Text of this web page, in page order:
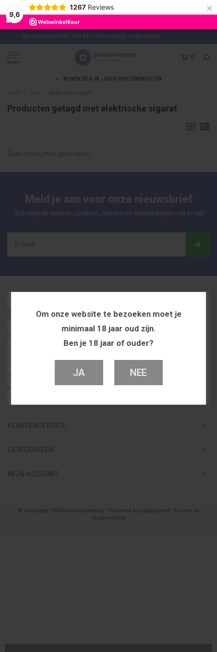
Om onze website te bezoeken moet je
minimaal 18 jaar oud zijn.
Ben je 18 jaar of ouder?
JA NEE
9,6
1267 Reviews ×
Bij vragen bel 0251 839 447 of kom langs in de winkel
MENU
0
BOVEN DE € 20,- GEEN VERZENDKOSTEN
elektrische sigaret
Producten getagd met elektrische sigaret
Geen producten gevonden!...
Meld je aan voor onze nieuwsbrief
Ontvang de laatste updates, nieuws en aanbiedingen via email
De beste en voordeligste vapeshop in Nederland
Telefoon
0251 839 447
KLANTENSERVICE
CATEGORIEËN
MIJN ACCOUNT
© Copyright 2026 Dutchvapeshop - Powered by Lightspeed - Theme by
Shopmonkey